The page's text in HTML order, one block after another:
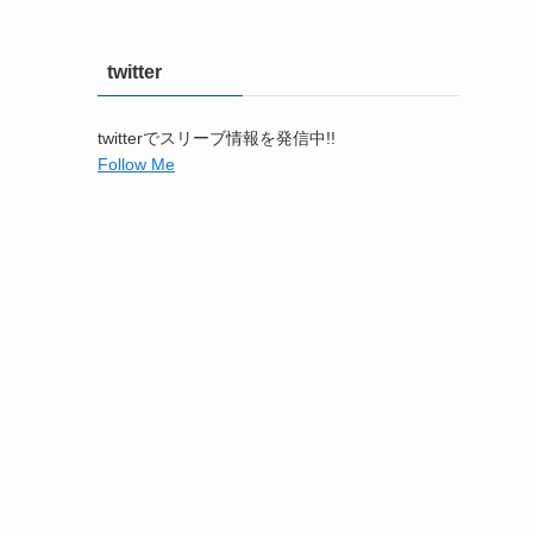
twitter
twitterでスリーブ情報を発信中!!
Follow Me